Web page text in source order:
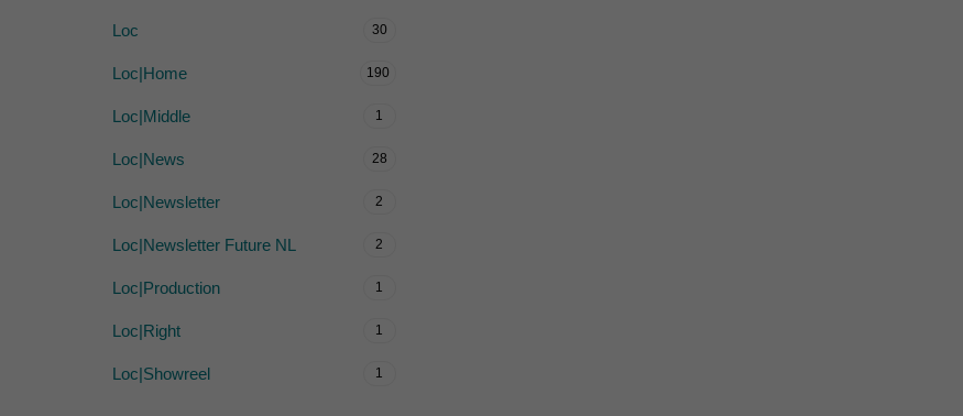
Loc 30
Loc|Home 190
Loc|Middle 1
Loc|News 28
Loc|Newsletter 2
Loc|Newsletter Future NL 2
Loc|Production 1
Loc|Right 1
Loc|Showreel 1